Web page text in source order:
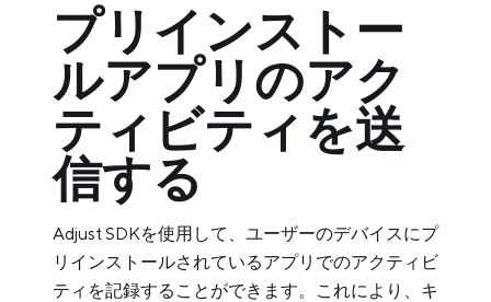
プリインストー
ルアプリのアク
ティビティを送
信する
Adjust SDKを使用して、ユーザーのデバイスにプ
リインストールされているアプリでのアクティビ
ティを記録することができます。これにより、キ